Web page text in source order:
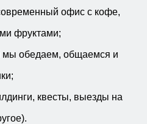
офис с кофе,
фруктами;
мы обедаем, общаемся и
квесты, выезды на